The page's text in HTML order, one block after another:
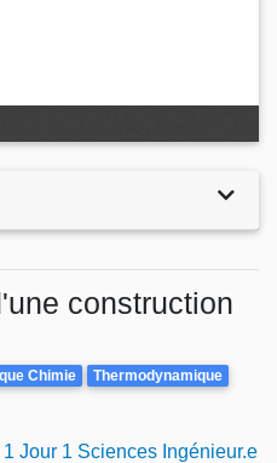
construction
Chimie Thermodynamique
Jour 1 Sciences Ingénieur.e